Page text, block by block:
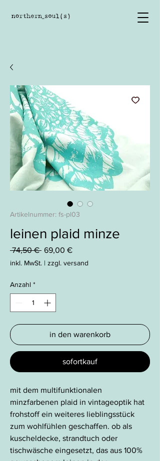
Artikelnummer: fs-pl03
leinen plaid minze
74,50 € Standardpreis
69,00 €Sale-
inkl. MwSt. | zzgl. versand
Anzahl *
in den warenkorb
sofortkauf
mit dem multifunktionalen
minzfarbenen plaid in vintageoptik hat
frohstoff ein weiteres lieblingsstück
zum wohlfühlen geschaffen. ob als
kuscheldecke, strandtuch oder
tischwäsche eingesetzt, das aus 100%